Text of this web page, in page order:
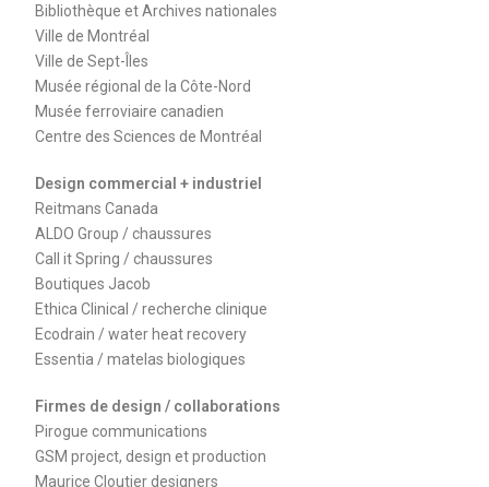
Bibliothèque et Archives nationales
Ville de Montréal
Ville de Sept-Îles
Musée régional de la Côte-Nord
Musée ferroviaire canadien
Centre des Sciences de Montréal
Design commercial + industriel
Reitmans Canada
ALDO Group / chaussures
Call it Spring / chaussures
Boutiques Jacob
Ethica Clinical / recherche clinique
Ecodrain / water heat recovery
Essentia / matelas biologiques
Firmes de design / collaborations
Pirogue communications
GSM project, design et production
Maurice Cloutier designers